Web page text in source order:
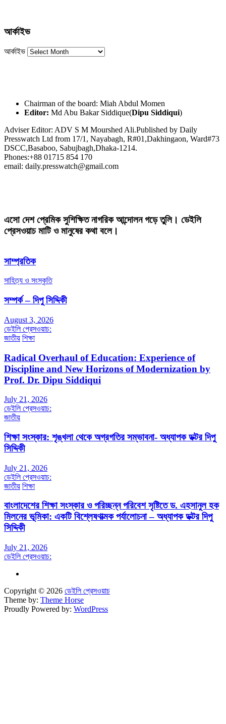
আর্কাইভ
আর্কাইভ
Chairman of the board: Miah Abdul Momen
Editor: Md Abu Bakar Siddique(Dipu Siddiqui)
Adviser Editor: ADV S M Mourshed Ali.Published by Daily
Presswatch Ltd from 17/1, Nayabagh, R#01,Dakhingaon, Ward#73
DSCC,Basaboo, Sabujbagh,Dhaka-1214.
Phones:+88 01715 854 170
email: daily.presswatch@gmail.com
এসো দেশ প্রেমিক সুশিক্ষিত নাগরিক আন্দোলন গড়ে তুলি। ডেইলি
প্রেসওয়াচ মাটি ও মানুষের কথা বলে।
সাম্প্রতিক
সাহিত্য ও সংস্কৃতি
সম্পর্ক – দিপু সিদ্দিকী
August 3, 2026
ডেইলি প্রেসওয়াচ:
জাতীয় শিক্ষা
Radical Overhaul of Education: Experience of
Discipline and New Horizons of Modernization by
Prof. Dr. Dipu Siddiqui
July 21, 2026
ডেইলি প্রেসওয়াচ:
জাতীয়
শিক্ষা সংস্কার: শৃঙ্খলা থেকে অগ্রগতির সম্ভাবনা- অধ্যাপক ডক্টর দিপু
সিদ্দিকী
July 21, 2026
ডেইলি প্রেসওয়াচ:
জাতীয় শিক্ষা
বাংলাদেশের শিক্ষা সংস্কার ও পরিচ্ছন্ন পরিবেশ সৃষ্টিতে ড. এহসানুল হক
মিলনের ভূমিকা: একটি বিশ্লেষণাত্মক পর্যালোচনা – অধ্যাপক ডক্টর দিপু
সিদ্দিকী
July 21, 2026
ডেইলি প্রেসওয়াচ:
Copyright © 2026 ডেইলি প্রেসওয়াচ
Theme by: Theme Horse
Proudly Powered by: WordPress